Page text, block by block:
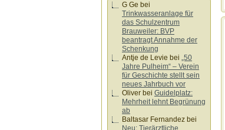
G Ge bei
Trinkwasseranlage für
das Schulzentrum
Brauweiler: BVP
beantragt Annahme der
Schenkung
Antje de Levie bei „50
Jahre Pulheim“ – Verein
für Geschichte stellt sein
neues Jahrbuch vor
Oliver bei Guidelplatz:
Mehrheit lehnt Begrünung
ab
Baltasar Fernandez bei
Neu: Tierärztliche